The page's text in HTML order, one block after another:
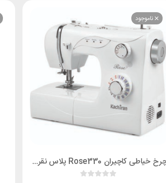
ناموجود
چرخ خیاطی کاچیران Rose330 پلاس نقره ای